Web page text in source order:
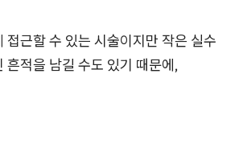
접근할 수 있는 시술이지만 작은 실수
흔적을 남길 수도 있기 때문에,